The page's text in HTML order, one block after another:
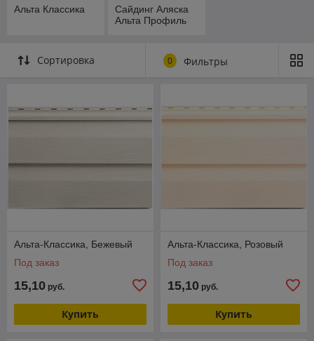
Альта Классика
Сайдинг Аляска
Альта Профиль
Сортировка 0 Фильтры
Альта-Классика, Бежевый
Под заказ
15,10 руб.
Купить
Альта-Классика, Розовый
Под заказ
15,10 руб.
Купить